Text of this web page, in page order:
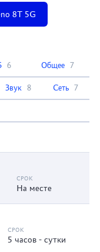
8T 5G
6 Общее 7
Звук 8 Сеть 7
На месте
5 часов - сутки